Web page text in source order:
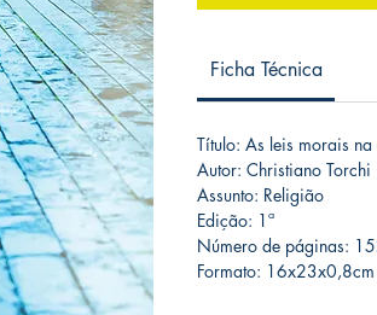
Ficha Técnica
Título: As leis morais
Autor: Christiano Torchi
Assunto: Religião
Edição: 1ª
Número de páginas:
Formato: 16x23x0,8cm